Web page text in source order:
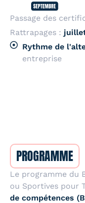
Passage des
Rattrapages :
Rythme de
entreprise
PROGRAMME
Le programme du
ou Sportives pour
de compétences